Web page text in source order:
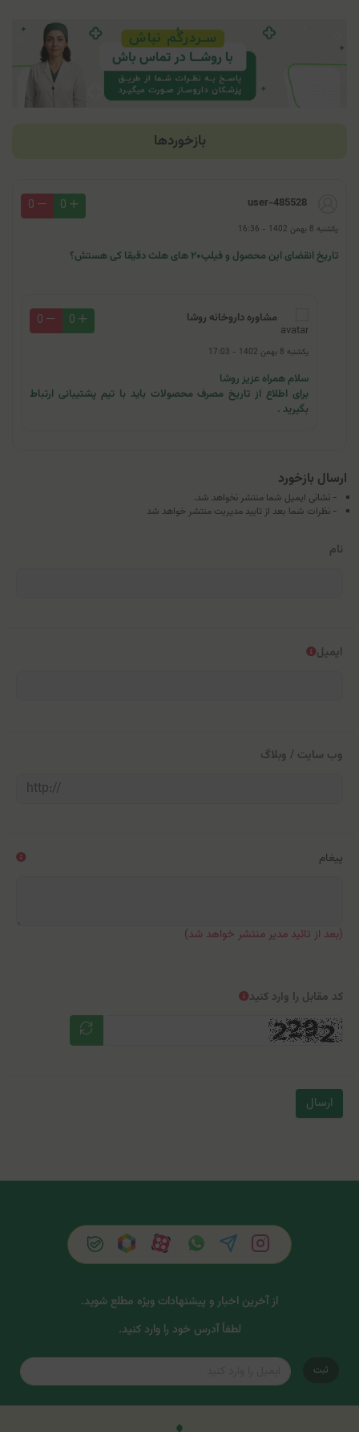
بازخوردها
user-485528
0
0
یکشنبه 8 بهمن 1402 - 16:36
تاریخ انقضای این محصول و فیلپ۲۰ های هلث دقیقا کی هستش؟
مشاوره داروخانه روشا 0
0
یکشنبه 8 بهمن 1402 - 17:03
سلام همراه عزیز روشا
برای اطلاع از تاریخ مصرف محصولات باید با تیم پشتیبانی ارتباط
بگیرید .
ارسال بازخورد
- نشانی ایمیل شما منتشر نخواهد شد.
- نظرات شما بعد از تایید مدیریت منتشر خواهد شد
نام
ایمیل
وب سایت / وبلاگ
پیغام
(بعد از تائید مدیر منتشر خواهد شد)
کد مقابل را وارد کنید
ارسال
از آخرین اخبار و پیشنهادات ویژه مطلع شوید.
لطفاً آدرس خود را وارد کنید.
ثبت